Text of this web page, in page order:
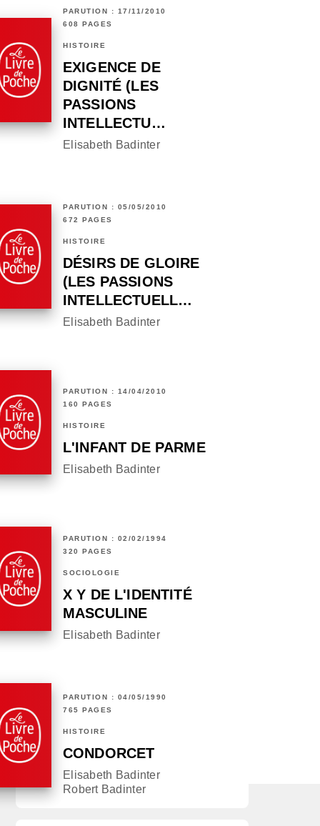
PARUTION : 17/11/2010
608 PAGES
HISTOIRE
EXIGENCE DE
DIGNITÉ (LES
PASSIONS
INTELLECTU…
Elisabeth Badinter
PARUTION : 05/05/2010
672 PAGES
HISTOIRE
DÉSIRS DE GLOIRE
(LES PASSIONS
INTELLECTUELL…
Elisabeth Badinter
PARUTION : 14/04/2010
160 PAGES
HISTOIRE
L'INFANT DE PARME
Elisabeth Badinter
PARUTION : 02/02/1994
320 PAGES
SOCIOLOGIE
X Y DE L'IDENTITÉ
MASCULINE
Elisabeth Badinter
PARUTION : 04/05/1990
765 PAGES
HISTOIRE
CONDORCET
Elisabeth Badinter
Robert Badinter